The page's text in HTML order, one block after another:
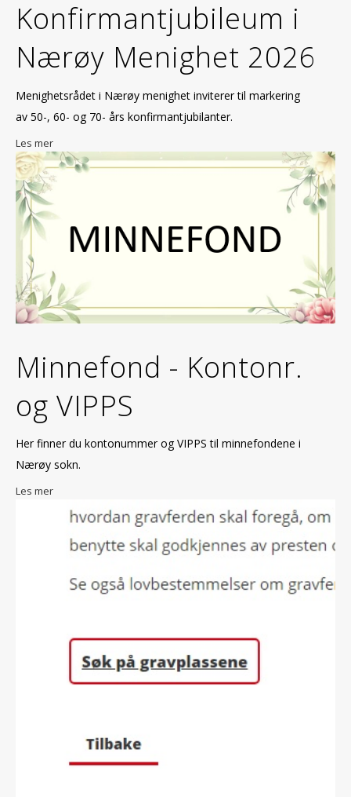
Konfirmantjubileum i
Nærøy Menighet 2026
Menighetsrådet i Nærøy menighet inviterer til markering
av 50-, 60- og 70- års konfirmantjubilanter.
Les mer
Minnefond - Kontonr.
og VIPPS
Her finner du kontonummer og VIPPS til minnefondene i
Nærøy sokn.
Les mer